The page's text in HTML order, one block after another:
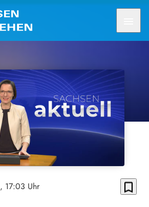
, 17:03 Uhr bookmark_border